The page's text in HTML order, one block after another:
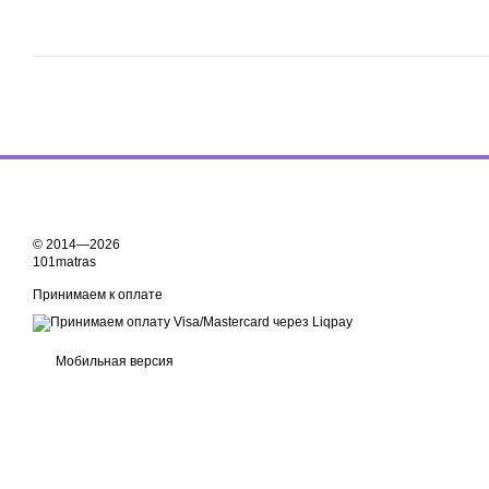
© 2014—2026
101matras
Принимаем к оплате
Мобильная версия